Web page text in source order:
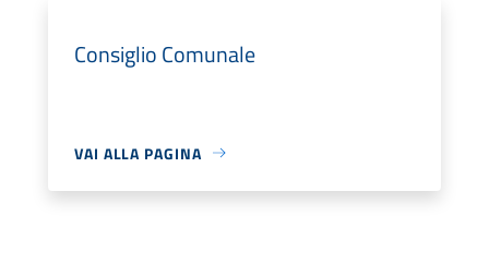
Consiglio Comunale
VAI ALLA PAGINA